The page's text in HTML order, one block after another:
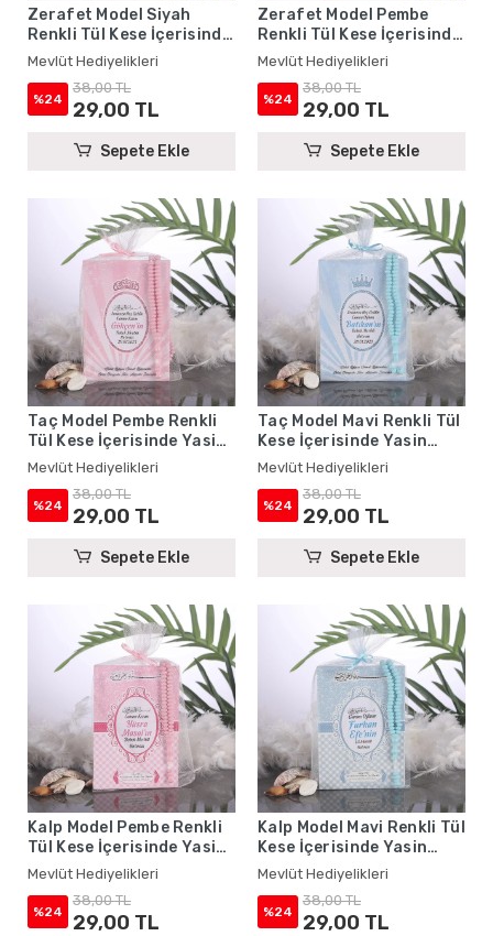
Zerafet Model Siyah
Renkli Tül Kese İçerisinde
Yasin Kitabı ve Tesbih -
Mevlüt Hediyelikleri
Mevlüt Hediyelikleri
%24
38,00 TL
29,00 TL
Sepete Ekle
Zerafet Model Pembe
Renkli Tül Kese İçerisinde
Yasin Kitabı ve Tesbih -
Mevlüt Hediyelikleri
Mevlüt Hediyelikleri
%24
38,00 TL
29,00 TL
Sepete Ekle
Taç Model Pembe Renkli
Tül Kese İçerisinde Yasin
Kitabı ve Tesbih - Mevlüt
Hediyelikleri
Mevlüt Hediyelikleri
%24
38,00 TL
29,00 TL
Sepete Ekle
Taç Model Mavi Renkli Tül
Kese İçerisinde Yasin
Kitabı ve Tesbih - Mevlüt
Hediyelikleri
Mevlüt Hediyelikleri
%24
38,00 TL
29,00 TL
Sepete Ekle
Kalp Model Pembe Renkli
Tül Kese İçerisinde Yasin
Kitabı ve Tesbih - Mevlüt
Hediyelikleri
Mevlüt Hediyelikleri
%24
38,00 TL
29,00 TL
Kalp Model Mavi Renkli Tül
Kese İçerisinde Yasin
Kitabı ve Tesbih - Mevlüt
Hediyelikleri
Mevlüt Hediyelikleri
%24
38,00 TL
29,00 TL